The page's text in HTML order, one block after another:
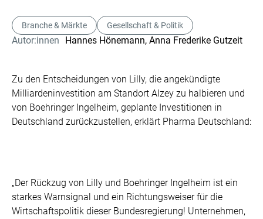
Branche & Märkte Gesellschaft & Politik
Autor:innen Hannes Hönemann, Anna Frederike Gutzeit
Zu den Entscheidungen von Lilly, die angekündigte
Milliardeninvestition am Standort Alzey zu halbieren und
von Boehringer Ingelheim, geplante Investitionen in
Deutschland zurückzustellen, erklärt Pharma Deutschland:
„Der Rückzug von Lilly und Boehringer Ingelheim ist ein
starkes Warnsignal und ein Richtungsweiser für die
Wirtschaftspolitik dieser Bundesregierung! Unternehmen,